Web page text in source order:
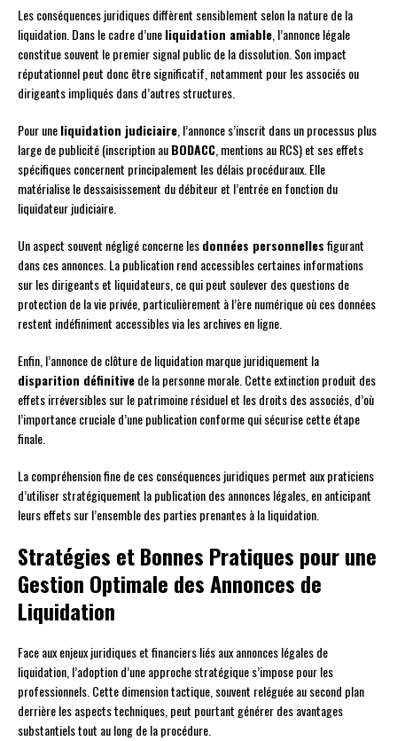
Les conséquences juridiques diffèrent sensiblement selon la nature de la
liquidation. Dans le cadre d’uneliquidation amiable, l’annonce légale
constitue souvent le premier signal public de la dissolution. Son impact
réputationnel peut donc être significatif, notamment pour les associés ou
dirigeants impliqués dans d’autres structures.
Pour uneliquidation judiciaire, l’annonce s’inscrit dans un processus plus
large de publicité (inscription auBODACC, mentions au RCS) et ses effets
spécifiques concernent principalement les délais procéduraux. Elle
matérialise le dessaisissement du débiteur et l’entrée en fonction du
liquidateur judiciaire.
Un aspect souvent négligé concerne lesdonnées personnellesfigurant
dans ces annonces. La publication rend accessibles certaines informations
sur les dirigeants et liquidateurs, ce qui peut soulever des questions de
protection de la vie privée, particulièrement à l’ère numérique où ces données
restent indéfiniment accessibles via les archives en ligne.
Enfin, l’annonce de clôture de liquidation marque juridiquement la
disparition définitivede la personne morale. Cette extinction produit des
effets irréversibles sur le patrimoine résiduel et les droits des associés, d’où
l’importance cruciale d’une publication conforme qui sécurise cette étape
finale.
La compréhension fine de ces conséquences juridiques permet aux praticiens
d’utiliser stratégiquement la publication des annonces légales, en anticipant
leurs effets sur l’ensemble des parties prenantes à la liquidation.
Stratégies et Bonnes Pratiques pour une
Gestion Optimale des Annonces de
Liquidation
Face aux enjeux juridiques et financiers liés aux annonces légales de
liquidation, l’adoption d’une approche stratégique s’impose pour les
professionnels. Cette dimension tactique, souvent reléguée au second plan
derrière les aspects techniques, peut pourtant générer des avantages
substantiels tout au long de la procédure.